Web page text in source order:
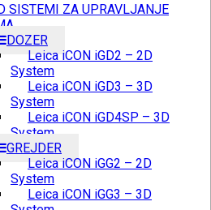
SISTEMI ZA UPRAVLJANJE
DOZER
Leica iCON iGD2 – 2D
System
Leica iCON iGD3 – 3D
System
Leica iCON iGD4SP – 3D
System
GREJDER
Leica iCON iGG2 – 2D
System
Leica iCON iGG3 – 3D